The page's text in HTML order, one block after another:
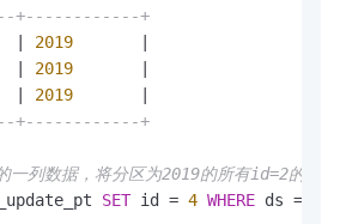
+------------+
2019
2019
2019
+------------+
一列数据，将分区为2019的所有id=2的行
SET id = 4 WHERE ds =